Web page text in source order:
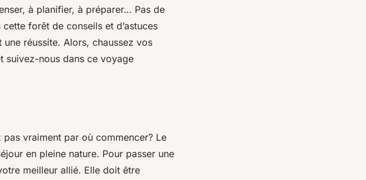
à planifier, à préparer… Pas de
forêt de conseils et d’astuces
réussite. Alors, chaussez vos
suivez-nous dans ce voyage
vraiment par où commencer? Le
en pleine nature. Pour passer une
meilleur allié. Elle doit être